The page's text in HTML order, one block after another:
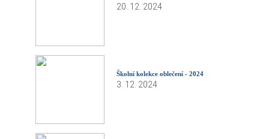
20. 12. 2024
Školní kolekce oblečení - 2024
3. 12. 2024